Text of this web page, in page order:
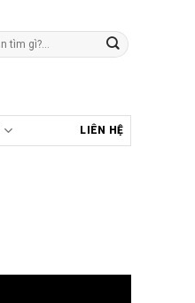
LIÊN HỆ